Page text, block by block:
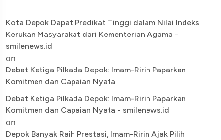
Kota Depok Dapat Predikat Tinggi dalam Nilai Indeks
Kerukan Masyarakat dari Kementerian Agama -
smilenews.id
on
Debat Ketiga Pilkada Depok: Imam-Ririn Paparkan
Komitmen dan Capaian Nyata
Debat Ketiga Pilkada Depok: Imam-Ririn Paparkan
Komitmen dan Capaian Nyata - smilenews.id
on
Depok Banyak Raih Prestasi, Imam-Ririn Ajak Pilih